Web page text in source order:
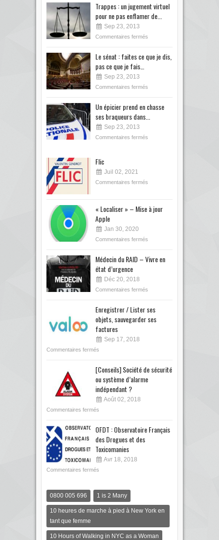
Trappes : un jugement virtuel
pour ne pas enflamer de...
Sep 23, 2013
Commentaires fermés
Le sénat : faites ce que je dis,
pas ce que je fais…
Sep 23, 2013
Commentaires fermés
Un épicier prend en chasse
ses braqueurs dans...
Sep 23, 2013
Commentaires fermés
Flic
Juil 02, 2021
Commentaires fermés
« Localiser » – Mise à jour
Apple
Jan 30, 2020
Commentaires fermés
Médecin du RAID – Vivre en
état d’urgence
Déc 20, 2018
Commentaires fermés
Enregistrer / Lister ses
objets, sauvegarder ses
factures
Sep 17, 2018
Commentaires fermés
[Conseils] Société de sécurité
ou système d’alarme
indépendant ?
Août 02, 2018
Commentaires fermés
OFDT : Observatoire Français
des Drogues et des
Toxicomanies
Avr 18, 2018
Commentaires fermés
0800 005 696 1 is 2 Many
10 heures de marche à pied à New York en
tant que femme
10 Hours of Walking in NYC as a Woman